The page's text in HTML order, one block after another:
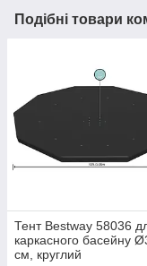
Подібні товари
Тент Bestway 58036
каркасного басейну
см, круглий